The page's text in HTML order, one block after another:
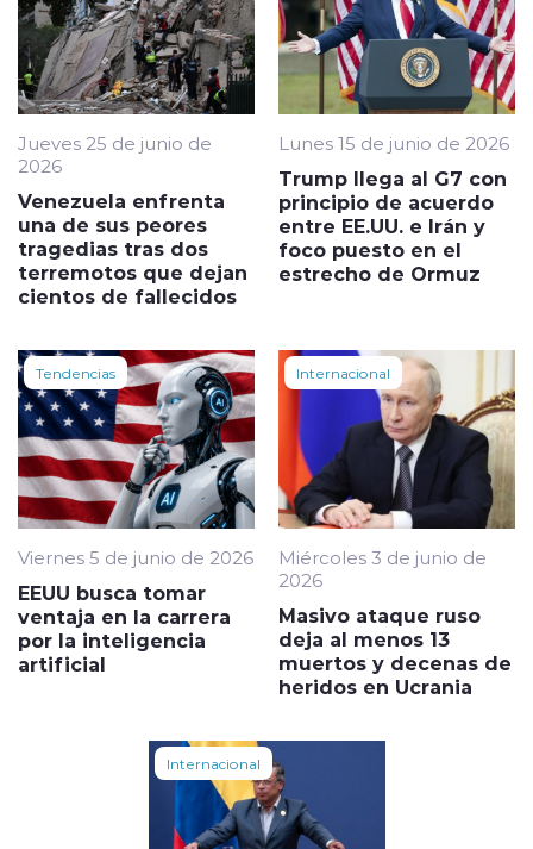
Jueves 25 de junio de
2026
Venezuela enfrenta
una de sus peores
tragedias tras dos
terremotos que dejan
cientos de fallecidos
Lunes 15 de junio de 2026
Trump llega al G7 con
principio de acuerdo
entre EE.UU. e Irán y
foco puesto en el
estrecho de Ormuz
Tendencias
Viernes 5 de junio de 2026
EEUU busca tomar
ventaja en la carrera
por la inteligencia
artificial
Internacional
Miércoles 3 de junio de
2026
Masivo ataque ruso
deja al menos 13
muertos y decenas de
heridos en Ucrania
Internacional